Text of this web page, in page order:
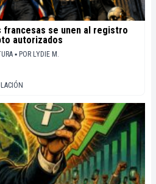
francesas se unen al registro
autorizados
▪ POR LYDIE M.